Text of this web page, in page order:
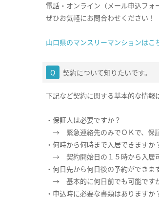
電話・オンライン（メール申込フォ
ぜひお気軽にお問合わせください！
山口県のマンスリーマンションはこ
契約について知りたいです。
下記など契約に関する基本的な情報
・保証人は必要ですか？
→ 緊急連絡先のみでＯＫで、保証
・何時から何時まで入居できますか
→ 契約開始日の１５時から入居可
・何日先から何日後の予約ができま
→ 基本的に何日前でも可能ですが
・申込時に必要な書類はありますか